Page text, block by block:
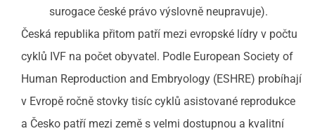
surogace české právo výslovně neupravuje).
Česká republika přitom patří mezi evropské lídry v počtu
cyklů IVF na počet obyvatel. Podle European Society of
Human Reproduction and Embryology (ESHRE) probíhají
v Evropě ročně stovky tisíc cyklů asistované reprodukce
a Česko patří mezi země s velmi dostupnou a kvalitní